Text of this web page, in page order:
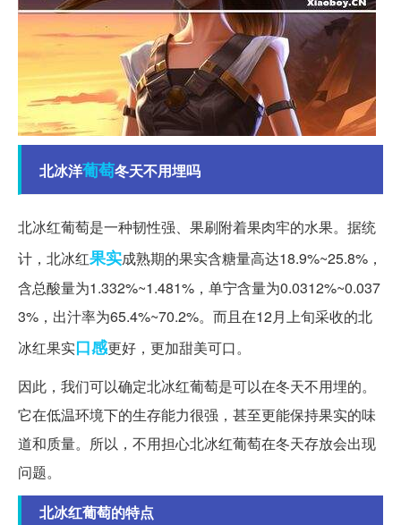
北冰洋葡萄冬天不用埋吗
北冰红葡萄是一种韧性强、果刷附着果肉牢的水果。据统
计，北冰红果实成熟期的果实含糖量高达18.9%~25.8%，
含总酸量为1.332%~1.481%，单宁含量为0.0312%~0.037
3%，出汁率为65.4%~70.2%。而且在12月上旬采收的北
冰红果实口感更好，更加甜美可口。
因此，我们可以确定北冰红葡萄是可以在冬天不用埋的。
它在低温环境下的生存能力很强，甚至更能保持果实的味
道和质量。所以，不用担心北冰红葡萄在冬天存放会出现
问题。
北冰红葡萄的特点